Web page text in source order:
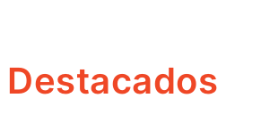
Destacados